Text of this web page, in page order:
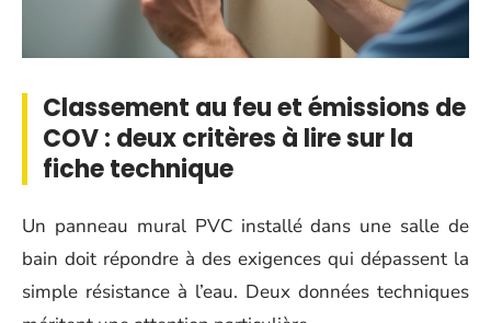
Classement au feu et émissions de
COV : deux critères à lire sur la
fiche technique
Un panneau mural PVC installé dans une salle de
bain doit répondre à des exigences qui dépassent la
simple résistance à l’eau. Deux données techniques